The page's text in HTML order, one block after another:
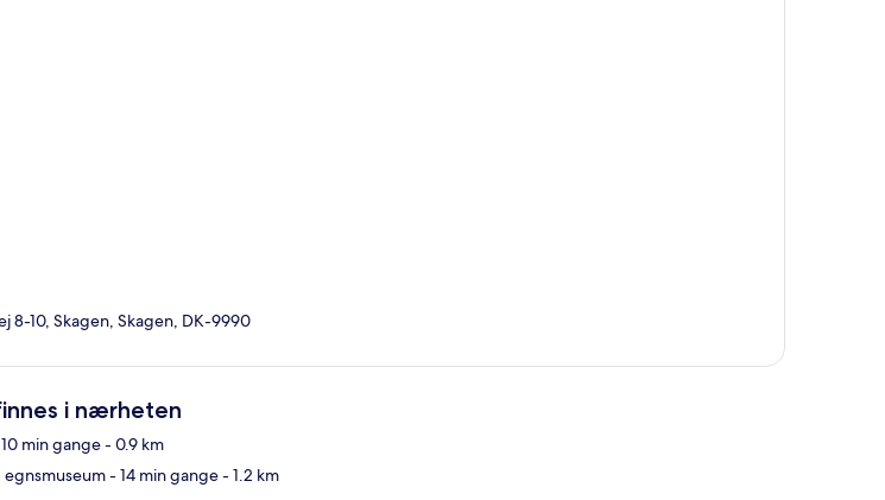
8-10, Skagen, Skagen, DK-9990
i nærheten
min gange- 0.9 km
- 14 min gange- 1.2 km